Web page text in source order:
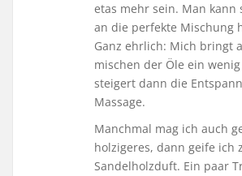
etas mehr sein. Man kann
an die perfekte Mischung
Ganz ehrlich: Mich bringt
mischen der Öle ein
steigert dann die
Massage.
Manchmal mag ich auch
holzigeres, dann geife ich
Sandelholzduft. Ein paar